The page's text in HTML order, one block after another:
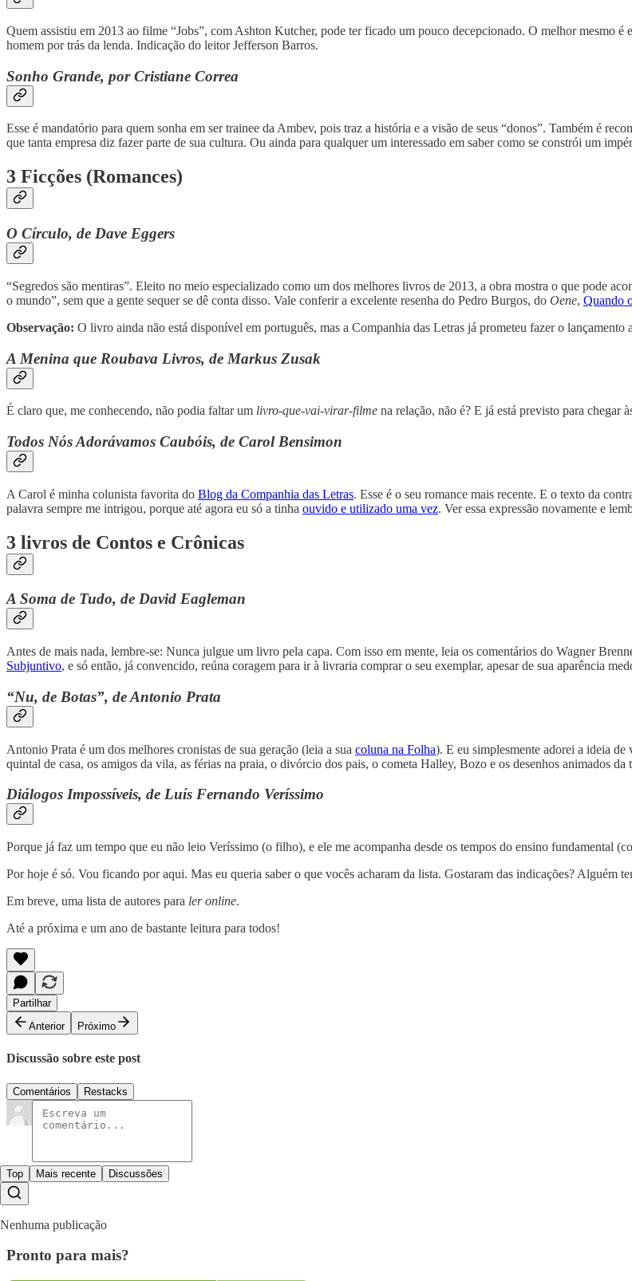
Quem assistiu em 2013 ao filme “Jobs”, com Ashton Kutcher, pode ter ficado um pouco decepcionado. O melhor mesmo é
homem por trás da lenda. Indicação do leitor Jefferson Barros.
Sonho Grande, por Cristiane Correa
Esse é mandatório para quem sonha em ser trainee da Ambev, pois traz a história e a visão de seus “donos”. Também é
que tanta empresa diz fazer parte de sua cultura. Ou ainda para qualquer um interessado em saber como se constrói um
3 Ficções (Romances)
O Círculo, de Dave Eggers
“Segredos são mentiras”. Eleito no meio especializado como um dos melhores livros de 2013, a obra mostra o que pode
o mundo”, sem que a gente sequer se dê conta disso. Vale conferir a excelente resenha do Pedro Burgos, do Oene, Quando
Observação: O livro ainda não está disponível em português, mas a Companhia das Letras já prometeu fazer o lançamento
A Menina que Roubava Livros, de Markus Zusak
É claro que, me conhecendo, não podia faltar um livro-que-vai-virar-filme na relação, não é? E já está previsto para chegar
Todos Nós Adorávamos Caubóis, de Carol Bensimon
A Carol é minha colunista favorita do Blog da Companhia das Letras. Esse é o seu romance mais recente. E o texto da
palavra sempre me intrigou, porque até agora eu só a tinha ouvido e utilizado uma vez. Ver essa expressão novamente e
3 livros de Contos e Crônicas
A Soma de Tudo, de David Eagleman
Antes de mais nada, lembre-se: Nunca julgue um livro pela capa. Com isso em mente, leia os comentários do Wagner
Subjuntivo, e só então, já convencido, reúna coragem para ir à livraria comprar o seu exemplar, apesar de sua aparência
“Nu, de Botas”, de Antonio Prata
Antonio Prata é um dos melhores cronistas de sua geração (leia a sua coluna na Folha). E eu simplesmente adorei a ideia
quintal de casa, os amigos da vila, as férias na praia, o divórcio dos pais, o cometa Halley, Bozo e os desenhos animados da
Diálogos Impossíveis, de Luís Fernando Veríssimo
Porque já faz um tempo que eu não leio Veríssimo (o filho), e ele me acompanha desde os tempos do ensino fundamental
Por hoje é só. Vou ficando por aqui. Mas eu queria saber o que vocês acharam da lista. Gostaram das indicações? Alguém
Em breve, uma lista de autores para ler online.
Até a próxima e um ano de bastante leitura para todos!
Partilhar
Anterior
Próximo
Discussão sobre este post
Comentários Restacks
Top Mais recente Discussões
Nenhuma publicação
Pronto para mais?